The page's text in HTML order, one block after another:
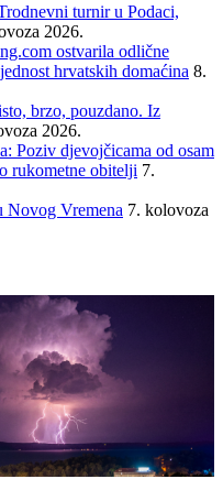
turnir u Podaci,
2026.
ostvarila odlične
hrvatskih domaćina 8.
brzo, pouzdano. Iz
2026.
Poziv djevojčicama od osam
rukometne obitelji 7.
Novog Vremena 7. kolovoza